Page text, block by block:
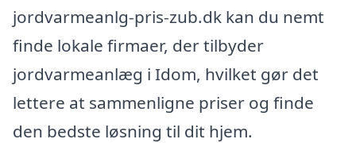
jordvarmeanlg-pris-zub.dk kan du nemt
finde lokale firmaer, der tilbyder
jordvarmeanlæg i Idom, hvilket gør det
lettere at sammenligne priser og finde
den bedste løsning til dit hjem.